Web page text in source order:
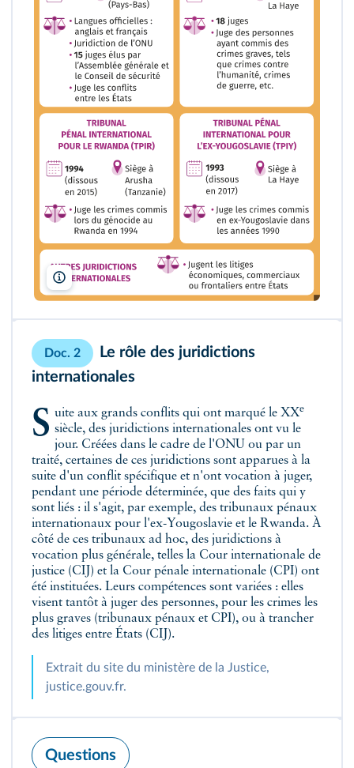
Lelivrescolaire.fr
Doc. 2
Le rôle des juridictions
internationales
Suite aux grands conflits qui ont marqué le XXe
siècle, des juridictions internationales ont vu le
jour. Créées dans le cadre de l'ONU ou par un
traité, certaines de ces juridictions sont apparues à la
suite d'un conflit spécifique et n'ont vocation à juger,
pendant une période déterminée, que des faits qui y
sont liés : il s'agit, par exemple, des tribunaux pénaux
internationaux pour l'ex-Yougoslavie et le Rwanda. À
côté de ces tribunaux ad hoc, des juridictions à
vocation plus générale, telles la Cour internationale de
justice (CIJ) et la Cour pénale internationale (CPI) ont
été instituées. Leurs compétences sont variées : elles
visent tantôt à juger des personnes, pour les crimes les
plus graves (tribunaux pénaux et CPI), ou à trancher
des litiges entre États (CIJ).
Extrait du site du ministère de la Justice,
justice.gouv.fr.
Questions